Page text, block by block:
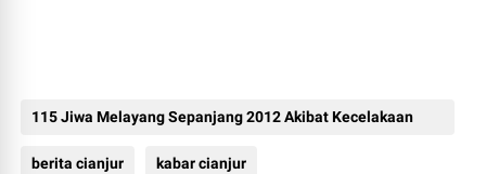
115 Jiwa Melayang Sepanjang 2012 Akibat Kecelakaan
Lalu Lintas
berita cianjur kabar cianjur